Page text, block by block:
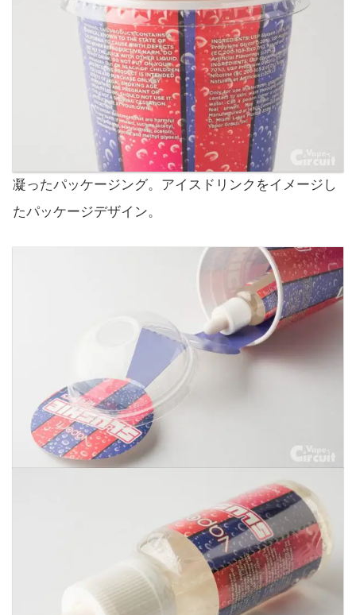
凝ったパッケージング。アイスドリンクをイメージし
たパッケージデザイン。